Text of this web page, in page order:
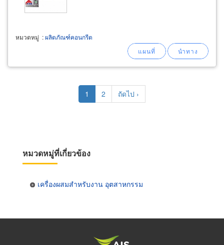
หมวดหมู่ :ผลิตภัณฑ์คอนกรีต
Current
page
1 Page
2
Next
page
ถัดไป ›
หมวดหมู่ที่เกี่ยวข้อง
เครื่องผสมสำหรับงาน อุตสาหกรรม